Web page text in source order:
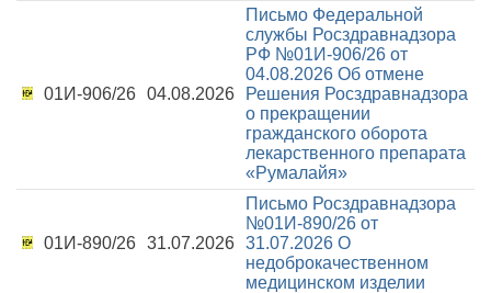
01И-906/26 04.08.2026
Письмо Федеральной
службы Росздравнадзора
РФ №01И-906/26 от
04.08.2026 Об отмене
Решения Росздравнадзора
о прекращении
гражданского оборота
лекарственного препарата
«Румалайя»
01И-890/26 31.07.2026
Письмо Росздравнадзора
№01И-890/26 от
31.07.2026 О
недоброкачественном
медицинском изделии